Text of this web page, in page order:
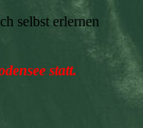
selbst erlernen
statt.